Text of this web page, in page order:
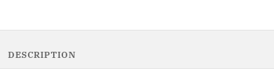
DESCRIPTION